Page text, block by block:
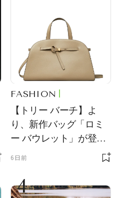
FASHION
【トリー バーチ】よ
り、新作バッグ「ロミ
ー バウレット」が登
場！ デザイン性と収納
6日前
4